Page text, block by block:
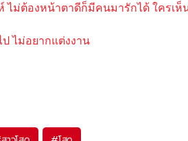
ไม่ต้องหน้าตาดีก็มีคนมารักได้ ใครเห็
ไม่อยากแต่งงาน